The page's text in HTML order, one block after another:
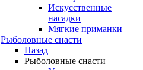
Искусственные
насадки
Мягкие приманки
Рыболовные снасти
Назад
Рыболовные снасти